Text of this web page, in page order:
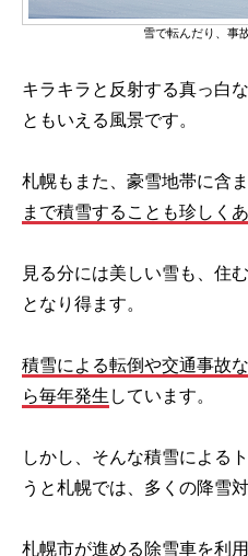
雪で転んだり、事
キラキラと反射する真っ白
ともいえる風景です。
札幌もまた、豪雪地帯に含ま
まで積雪することも珍しく
見る分には美しい雪も、住
となり得ます。
積雪による転倒や交通事故
ら毎年発生 しています。
しかし、そんな積雪による
うと札幌では、多くの降雪
札幌市が進める除雪車を利用